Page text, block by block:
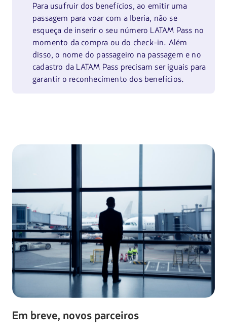
Para usufruir dos benefícios, ao emitir uma
passagem para voar com a Iberia, não se
esqueça de inserir o seu número LATAM Pass no
momento da compra ou do check-in. Além
disso, o nome do passageiro na passagem e no
cadastro da LATAM Pass precisam ser iguais para
garantir o reconhecimento dos benefícios.
Em breve, novos parceiros